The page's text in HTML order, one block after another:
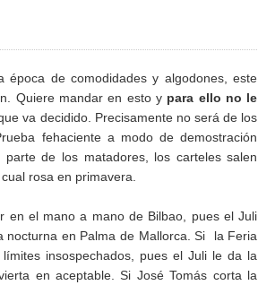
época de comodidades y algodones, este
Quiere mandar en esto y para ello no le
va decidido. Precisamente no será de los
fehaciente a modo de demostración
de los matadores, los carteles salen
rosa en primavera.
en el mano a mano de Bilbao, pues el Juli
nocturna en Palma de Mallorca. Si la Feria
insospechados, pues el Juli le da la
en aceptable. Si José Tomás corta la